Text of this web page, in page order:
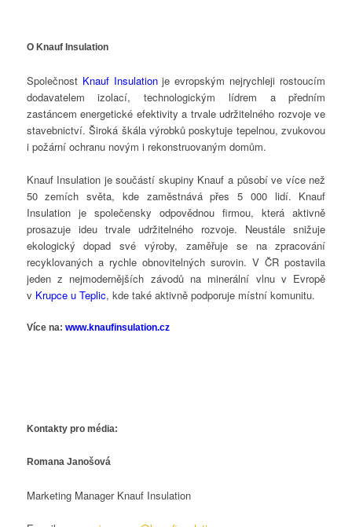
O Knauf Insulation
Společnost Knauf Insulationje evropským nejrychleji rostoucím
dodavatelem izolací, technologickým lídrem a předním
zastáncem energetické efektivity a trvale udržitelného rozvoje ve
stavebnictví. Široká škála výrobků poskytuje tepelnou, zvukovou
i požární ochranu novým i rekonstruovaným domům.
Knauf Insulation je součástí skupiny Knauf a působí ve více než
50 zemích světa, kde zaměstnává přes 5 000 lidí. Knauf
Insulation je společensky odpovědnou firmou, která aktivně
prosazuje ideu trvale udržitelného rozvoje. Neustále snižuje
ekologický dopad své výroby, zaměřuje se na zpracování
recyklovaných a rychle obnovitelných surovin. V ČR postavila
jeden z nejmodernějších závodů na minerální vlnu v Evropě
v Krupce u Teplic, kde také aktivně podporuje místní komunitu.
Více na: www.knaufinsulation.cz
Kontakty pro média:
Romana Janošová
Marketing Manager Knauf Insulation